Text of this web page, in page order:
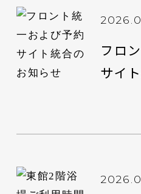
フロ
サイ